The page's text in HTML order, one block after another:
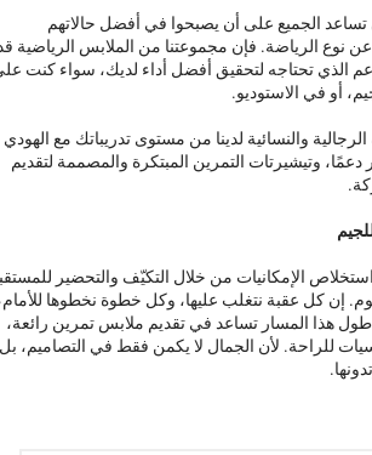
تساعد الجميع على أن يصبحوا في أفضل حالاتهم
نوع الرياضة. فإن مجموعتنا من الملابس الرياضية
الذي تحتاجه لتحقيق أفضل أداء لديك، سواء كنت
أو في الاستوديو.
والنسائية لدينا من مستوى تدريباتك مع الهودي
دعمًا، وتيشيرتات التمرين المبتكرة والمصممة لتقديم
الإمكانيات من خلال التكيّف والتحضير
إن كل عقبة نتغلب عليها، وكل خطوة نخطوها
هذا المسار تساعد في تقديم ملابس تمرين رائعة،
للراحة. لأن الجمال لا يكمن فقط في التصاميم، بل